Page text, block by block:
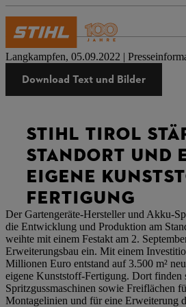
Presse
Langkampfen, 05.09.2022 |
Download Text und Bilder
STIHL TIROL
STANDORT UND
EIGENE
FERTIGUNG
Der Gartengeräte-Hersteller und Akku-
die Entwicklung und Produktion am
weihte mit einem Festakt am 2.
Erweiterungsbau ein. Mit einem
Millionen Euro entstand auf 3.500 m²
eigene Kunststoff-Fertigung. Dort finden
Spritzgussmaschinen sowie Freiflächen
Montagelinien und für eine Erweiterung